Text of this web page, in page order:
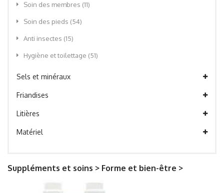
Soin des membres (11)
Soin des pieds (54)
Anti insectes (15)
Hygiène et toilettage (51)
Sels et minéraux
Friandises
Litières
Matériel
Suppléments et soins > Forme et bien-être >